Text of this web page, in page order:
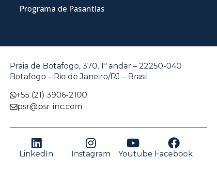
Programa de Pasantías
Praia de Botafogo, 370, 1º andar – 22250-040
Botafogo – Rio de Janeiro/RJ – Brasil
+55 (21) 3906-2100
psr@psr-inc.com
LinkedIn Instagram Youtube Facebook